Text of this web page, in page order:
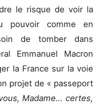
le risque de voir la
pouvoir comme en
de tomber dans
Emmanuel Macron
la France sur la voie
projet de « passeport
Madame… certes,